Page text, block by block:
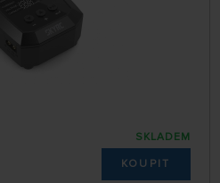
SKLADEM
KOUPIT